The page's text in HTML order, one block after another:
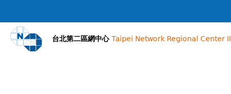
台北第二區網中心 Taipei Network Regional Center II